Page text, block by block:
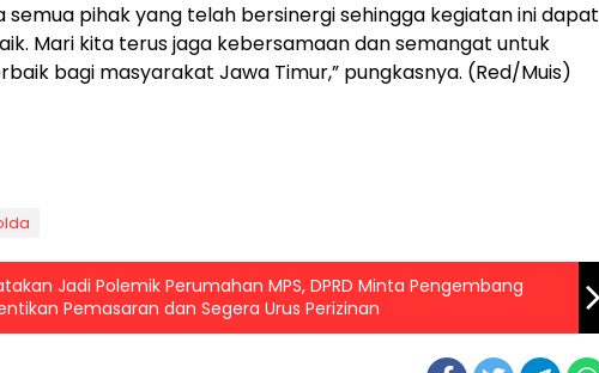
semua pihak yang telah bersinergi sehingga kegiatan ini dapat
Mari kita terus jaga kebersamaan dan semangat untuk
bagi masyarakat Jawa Timur,” pungkasnya. (Red/Muis)
Jadi Polemik Perumahan MPS, DPRD Minta Pengembang
Pemasaran dan Segera Urus Perizinan